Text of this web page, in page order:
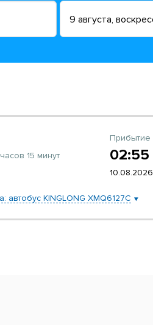
15 минут
Прибытие
02:55
10.08.2026
автобус KINGLONG XMQ6127C